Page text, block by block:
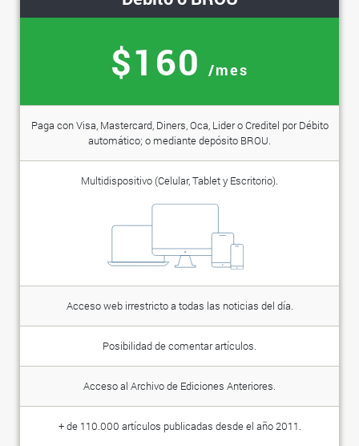
$160 /mes
Paga con Visa, Mastercard, Diners, Oca, Lider o Creditel por Débito
automático; o mediante depósito BROU.
Multidispositivo (Celular, Tablet y Escritorio).
Acceso web irrestricto a todas las noticias del día.
Posibilidad de comentar artículos.
Acceso al Archivo de Ediciones Anteriores.
+ de 110.000 artículos publicadas desde el año 2011.